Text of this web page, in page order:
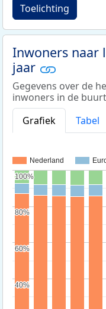
Toelichting
Inwoners naar
jaar
Gegevens over de
inwoners in de
Grafiek
Tabel
Nederland
40%
40%
60%
60%
80%
80%
100%
100%